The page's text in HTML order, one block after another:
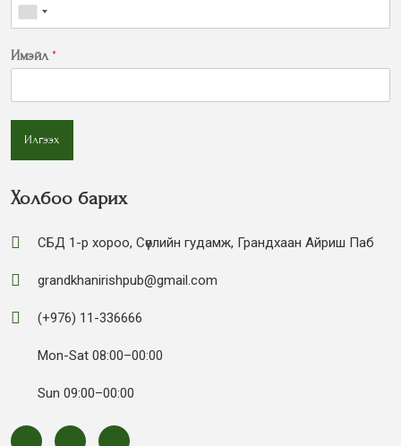
Имэйл *
Илгээх
Холбоо барих
СБД 1-р хороо, Сөүлийн гудамж, Грандхаан Айриш Паб
grandkhanirishpub@gmail.com
(+976) 11-336666
Mon-Sat 08:00–00:00
Sun 09:00–00:00